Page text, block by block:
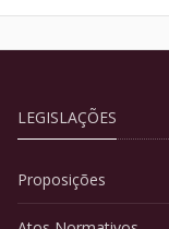
LEGISLAÇÕES
Proposições